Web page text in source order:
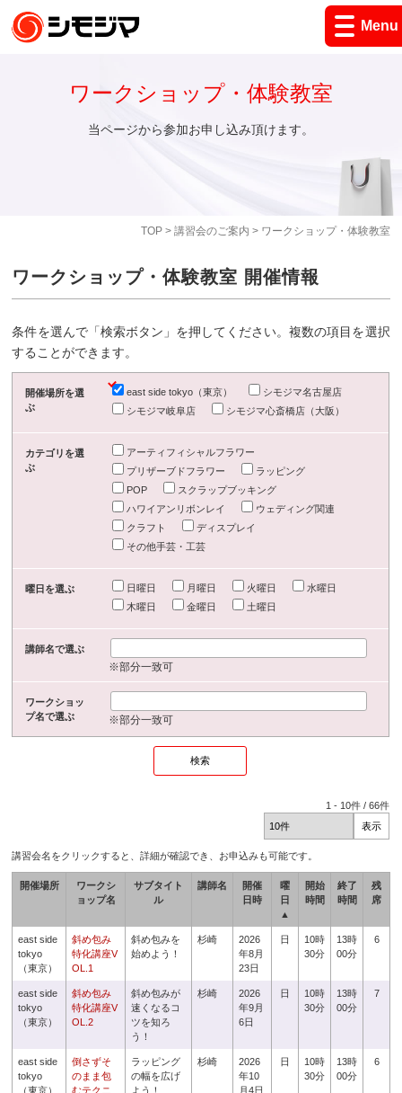
Menu
TOP> 講習会のご案内 > ワークショップ・体験教室
ワークショップ・体験教室
当ページから参加お申し込み頂けます。
ワークショップ・体験教室 開催情報
条件を選んで「検索ボタン」を押してください。複数の項目を選択
することができます。
開催場所を選
ぶ
east side tokyo（東京）
シモジマ名古屋店
シモジマ岐阜店
シモジマ心斎橋店（大阪）
カテゴリを選
ぶ
アーティフィシャルフラワー
プリザーブドフラワー
ラッピング
POP
スクラップブッキング
ハワイアンリボンレイ
ウェディング関連
クラフト
ディスプレイ
その他手芸・工芸
曜日を選ぶ 日曜日 月曜日 火曜日
水曜日
木曜日
金曜日 土曜日
講師名で選ぶ
※部分一致可
ワークショッ
プ名で選ぶ
※部分一致可
1 - 10件 /66件
講習会名をクリックすると、詳細が確認でき、お申込みも可能です。
開催場所
ワークシ
ョップ名
サブタイト
ル
講師名
開催
日時
曜
日
▲
開始
時間
終了
時間
残
席
east side
tokyo
（東京）
斜め包み
特化講座V
OL.1
斜め包みを
始めよう！
杉崎
2026
年8月
23日
日
10時
30分
13時
00分
6
east side
tokyo
（東京）
斜め包み
特化講座V
OL.2
斜め包みが
速くなるコ
ツを知ろ
う！
杉崎
2026
年9月
6日
日
10時
30分
13時
00分
7
east side
tokyo
（東京）
倒さずそ
のまま包
むテクニ
ラッピング
の幅を広げ
よう！
杉崎
2026
年10
月4日
日
10時
30分
13時
00分
6